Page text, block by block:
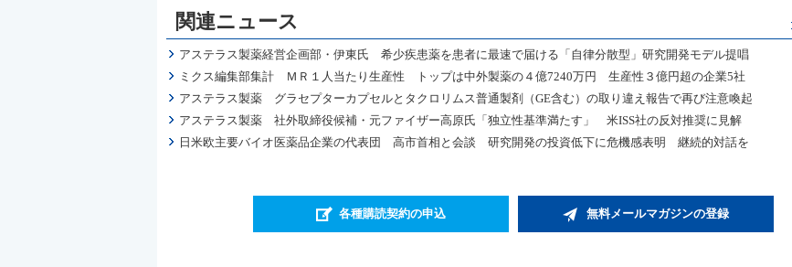
関連ニュース
アステラス製薬経営企画部・伊東氏 希少疾患薬を患者に最速で届ける「自律分散型」研究開発モデル提唱
ミクス編集部集計 ＭＲ１人当たり生産性 トップは中外製薬の４億7240万円 生産性３億円超の企業5社
アステラス製薬 グラセプターカプセルとタクロリムス普通製剤（GE含む）の取り違え報告で再び注意喚起
アステラス製薬 社外取締役候補・元ファイザー高原氏「独立性基準満たす」 米ISS社の反対推奨に見解
日米欧主要バイオ医薬品企業の代表団 高市首相と会談 研究開発の投資低下に危機感表明 継続的対話を
各種購読契約の申込 無料メールマガジンの登録